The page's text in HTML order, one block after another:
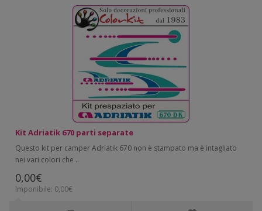
Kit Adriatik 670 parti separate
Questo kit per camper Adriatik 670 non è stampato ma è intagliato
nei vari colori che ..
0,00€
Imponibile: 0,00€